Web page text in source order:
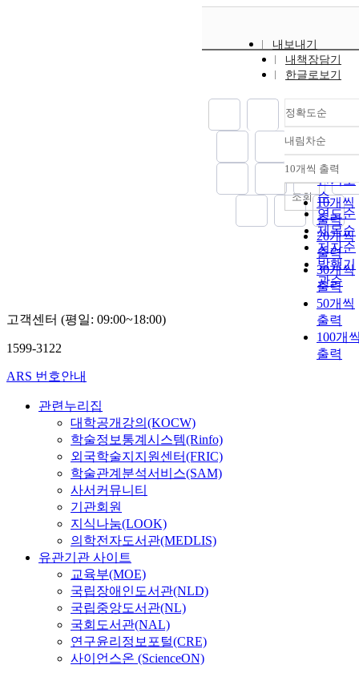
내보내기
내책장담기
한글로보기
정확도순
정확도
순
인기도
순
연도순
제목순
저자순
발행기
관순
내림차순
내림차
10개씩 출력
10개씩
출력
20개씩
출력
30개씩
출력
50개씩
출력
100개
출력
조회
고객센터 (평일: 09:00~18:00)
1599-3122
ARS 번호안내
관련누리집
대학공개강의(KOCW)
학술정보통계시스템(Rinfo)
외국학술지지원센터(FRIC)
학술관계분석서비스(SAM)
사서커뮤니티
기관회원
지식나눔(LOOK)
의학전자도서관(MEDLIS)
유관기관 사이트
교육부(MOE)
국립장애인도서관(NLD)
국립중앙도서관(NL)
국회도서관(NAL)
연구윤리정보포털(CRE)
사이언스온 (ScienceON)